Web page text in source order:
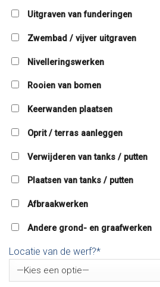
Uitgraven van funderingen
Zwembad / vijver uitgraven
Nivelleringswerken
Rooien van bomen
Keerwanden plaatsen
Oprit / terras aanleggen
Verwijderen van tanks / putten
Plaatsen van tanks / putten
Afbraakwerken
Andere grond- en graafwerken
Locatie van de werf?*